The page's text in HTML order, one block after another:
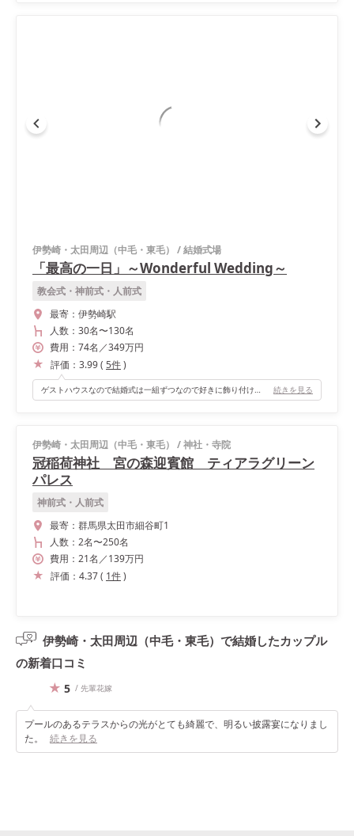
伊勢崎・太田周辺（中毛・東毛） /結婚式場
「最高の一日」～Wonderful Wedding～
教会式・神前式・人前式
最寄： 伊勢崎駅
人数： 30名〜130名
費用： 74名 ／349万円
評価： 3.99( 5件)
ゲストハウスなので結婚式は一組ずつなので好きに飾り付けできてオリジナル感あふれる結婚式にできました。 披露宴会場のプロジェクトマッピングが本当に豪華で、よかったです。ランタンの演出が綺麗でした。 そして、エンドロールのクオリティーが高くて、式場決定の決め手になりました。 続きを見る
伊勢崎・太田周辺（中毛・東毛） /神社・寺院
冠稲荷神社 宮の森迎賓館 ティアラグリーン
パレス
神前式・人前式
最寄： 群馬県太田市細谷町1
人数： 2名〜250名
費用： 21名 ／139万円
評価： 4.37( 1件)
伊勢崎・太田周辺（中毛・東毛）で結婚したカップル
の新着口コミ
5 / 先輩花嫁
プールのあるテラスからの光がとても綺麗で、明るい披露宴になりまし
た。
続きを見る